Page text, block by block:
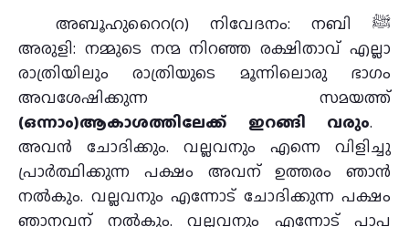
അബൂഹുറൈറ(റ) നിവേദനം: നബി ﷺ
അരുളി: നമ്മുടെ നന്മ നിറഞ്ഞ രക്ഷിതാവ് എല്ലാ
രാത്രിയിലും രാത്രിയുടെ മൂന്നിലൊരു ഭാഗം
അവശേഷിക്കുന്ന സമയത്ത്
(ഒന്നാം)ആകാശത്തിലേക്ക് ഇറങ്ങി വരും.
അവന്‍ ചോദിക്കും. വല്ലവനും എന്നെ വിളിച്ചു
പ്രാര്‍ത്ഥിക്കുന്ന പക്ഷം അവന് ഉത്തരം ഞാന്‍
നല്‍കും. വല്ലവനും എന്നോട് ചോദിക്കുന്ന പക്ഷം
ഞാനവന് നല്‍കും. വല്ലവനും എന്നോട് പാപ